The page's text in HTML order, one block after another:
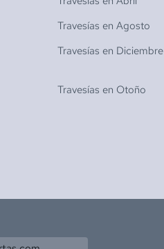
Travesías en Agosto
Travesías en Diciembre
Travesías en Otoño